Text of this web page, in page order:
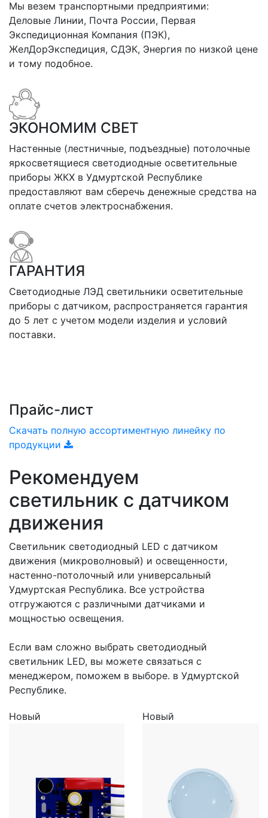
Мы везем транспортными предприятими:
Деловые Линии, Почта России, Первая
Экспедиционная Компания (ПЭК),
ЖелДорЭкспедиция, СДЭК, Энергия по низкой цене
и тому подобное.
ЭКОНОМИМ СВЕТ
Настенные (лестничные, подъездные) потолочные
яркосветящиеся светодиодные осветительные
приборы ЖКХ в Удмуртской Республике
предоставляют вам сберечь денежные средства на
оплате счетов электроснабжения.
ГАРАНТИЯ
Светодиодные ЛЭД светильники осветительные
приборы с датчиком, распространяется гарантия
до 5 лет с учетом модели изделия и условий
поставки.
Прайс-лист
Скачать полную ассортиментную линейку по
продукции
Рекомендуем
светильник с датчиком
движения
Светильник светодиодный LED с датчиком
движения (микроволновый) и освещенности,
настенно-потолочный или универсальный
Удмуртская Республика. Все устройства
отгружаются с различными датчиками и
мощностью освещения.
Если вам сложно выбрать светодиодный
светильник LED, вы можете связаться с
менеджером, поможем в выборе. в Удмуртской
Республике.
Новый Новый